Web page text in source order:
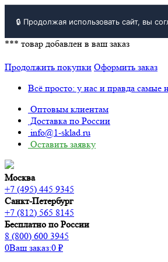
🔒 Продолжая использовать сайт, вы
*** товар добавлен в ваш заказ
Продолжить покупки Оформить заказ
Всё просто: у нас и правда самые
Оптовым клиентам
Доставка по России
info@1-sklad.ru
Оставить заявку
Москва
+7 (495) 445 9345
Санкт-Петербург
+7 (812) 565 8145
Бесплатно по России
8 (800) 600 3945
0Ваш заказ:0 ₽